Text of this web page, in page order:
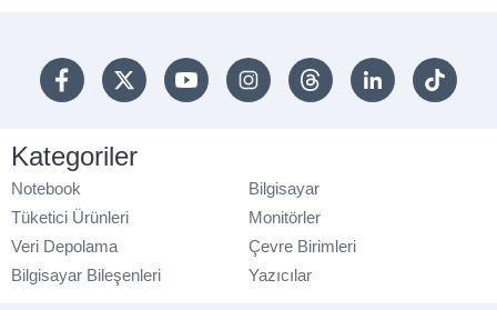
Kategoriler
Notebook
Bilgisayar
Tüketici Ürünleri
Monitörler
Veri Depolama
Çevre Birimleri
Bilgisayar Bileşenleri
Yazıcılar